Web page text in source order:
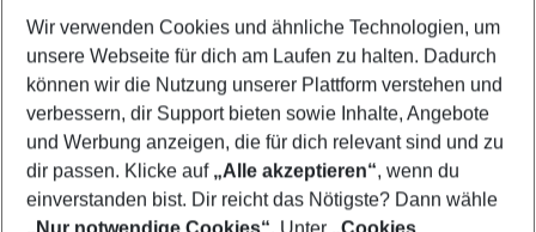
2 Erwachsene Keine Kinder
Mehr Filter anzeigen
Wir verwenden Cookies und ähnliche Technologien, um
unsere Webseite für dich am Laufen zu halten. Dadurch
können wir die Nutzung unserer Plattform verstehen und
verbessern, dir Support bieten sowie Inhalte, Angebote
und Werbung anzeigen, die für dich relevant sind und zu
dir passen. Klicke auf „Alle akzeptieren“, wenn du
einverstanden bist. Dir reicht das Nötigste? Dann wähle